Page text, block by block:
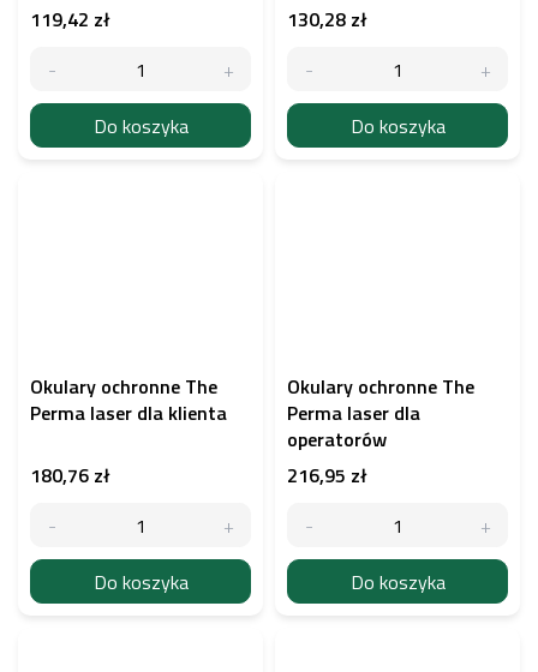
119,42 zł
Do koszyka
130,28 zł
Do koszyka
Okulary ochronne The
Perma laser dla klienta
180,76 zł
Do koszyka
Okulary ochronne The
Perma laser dla
operatorów
216,95 zł
Do koszyka